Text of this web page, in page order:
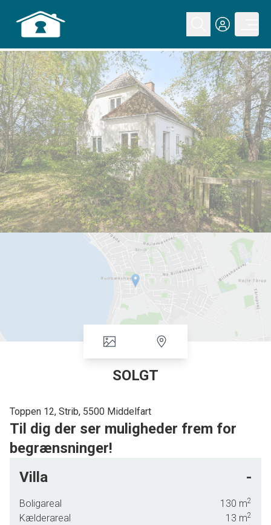
SOLGT
Toppen 12, Strib, 5500 Middelfart
Til dig der ser muligheder frem for
begrænsninger!
ejendom fra 1943, som byder på en enestående mulighed
for den rette køber med mod på en større renovering –
Villa -
Boligareal 130 m2
Kælderareal 13 m2